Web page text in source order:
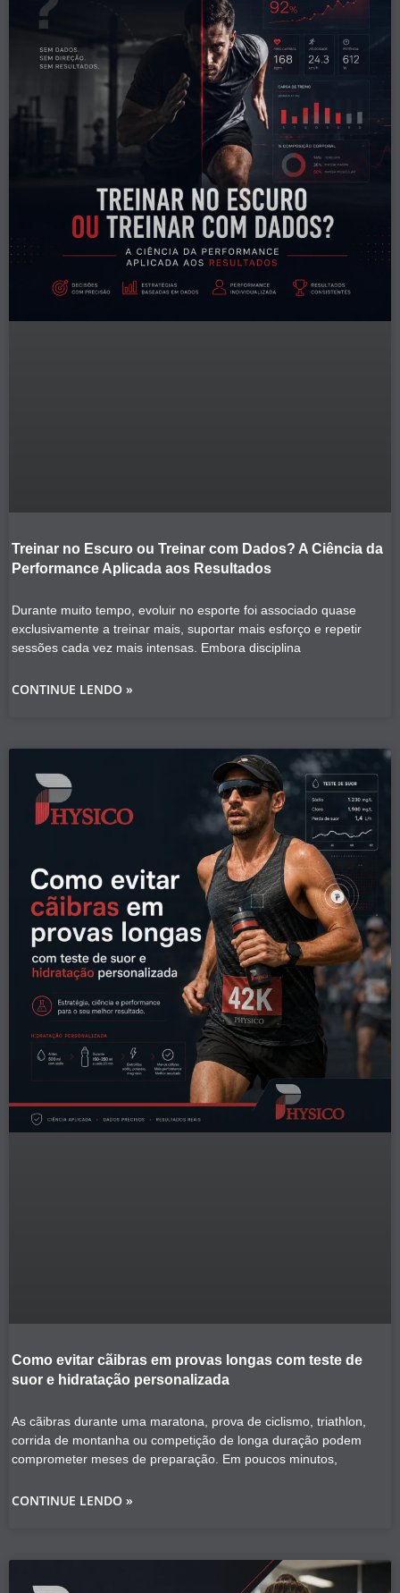
Treinar no Escuro ou Treinar com Dados? A Ciência da
Performance Aplicada aos Resultados
Durante muito tempo, evoluir no esporte foi associado quase
exclusivamente a treinar mais, suportar mais esforço e repetir
sessões cada vez mais intensas. Embora disciplina
CONTINUE LENDO »
Como evitar cãibras em provas longas com teste de
suor e hidratação personalizada
As cãibras durante uma maratona, prova de ciclismo, triathlon,
corrida de montanha ou competição de longa duração podem
comprometer meses de preparação. Em poucos minutos,
CONTINUE LENDO »